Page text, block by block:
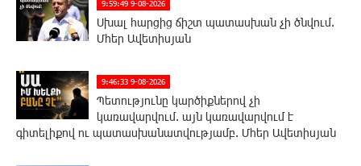
9:59:49 9-08-2026
Սխալ հարցից ճիշտ պատասխան չի ծնվում.
Մհեր Ավետիսյան
9:46:33 9-08-2026
Պետությունը կարծիքներով չի
կառավարվում. այն կառավարվում է
գիտելիքով ու պատասխանատվությամբ. Մհեր Ավետիսյան